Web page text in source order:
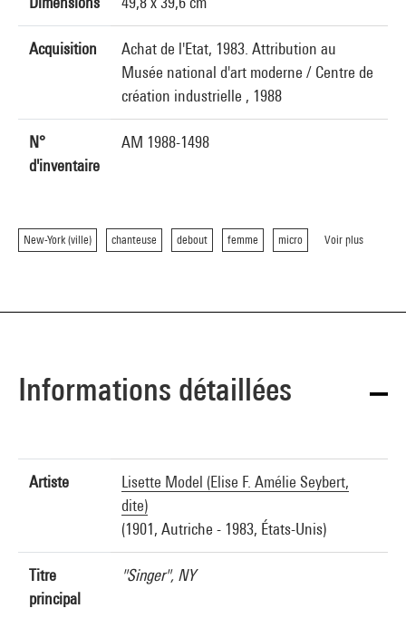
Acquisition
Achat de l'Etat, 1983. Attribution au
Musée national d'art moderne / Centre de
création industrielle , 1988
N°
d'inventaire
AM 1988-1498
New-York (ville) chanteuse debout femme micro Voir plus
Informations détaillées
Artiste
Lisette Model (Elise F. Amélie Seybert,
dite)
(1901, Autriche - 1983, États-Unis)
Titre
principal
"Singer", NY